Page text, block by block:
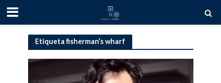
Etiqueta fisherman’s wharf